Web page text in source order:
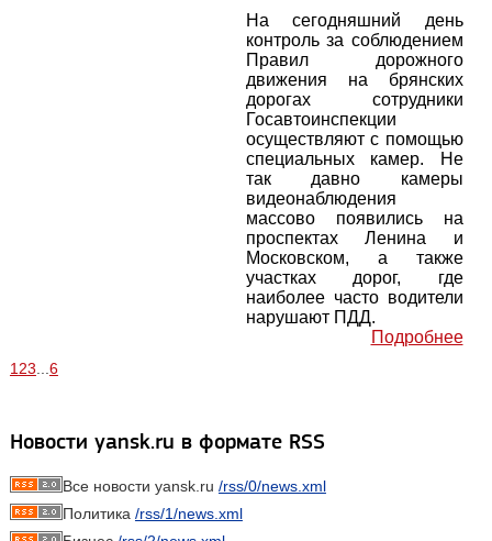
На сегодняшний день
контроль за соблюдением
Правил дорожного
движения на брянских
дорогах сотрудники
Госавтоинспекции
осуществляют с помощью
специальных камер. Не
так давно камеры
видеонаблюдения
массово появились на
проспектах Ленина и
Московском, а также
участках дорог, где
наиболее часто водители
нарушают ПДД.
Подробнее
1 23 6
Новости yansk.ru в формате RSS
Все новости yansk.ru /rss/0/news.xml
Политика /rss/1/news.xml